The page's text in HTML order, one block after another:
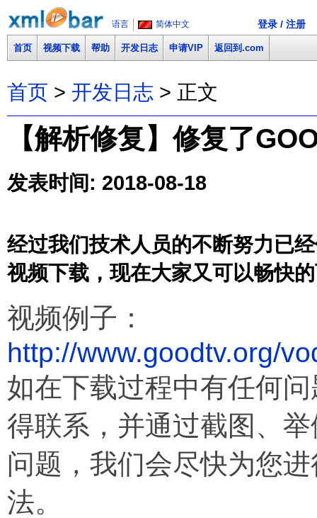
语言 简体中文 登录 / 注册
首页 视频下载 帮助 开发日志 申请VIP 返回到.com
首页 > 开发日志 > 正文
【解析修复】修复了
发表时间: 2018-08-18
经过我们技术人员的不断努力已
视频下载，现在大家又可以畅快
视频例子：
http://www.goodtv.org/
如在下载过程中有任何
得联系，并通过截图、
问题，我们会尽快为您
法。